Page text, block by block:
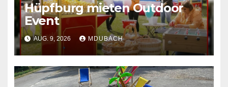
Hüpfburg mieten Outdoor
Event
AUG. 9, 2026 MDUBACH